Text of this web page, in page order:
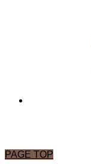
PAGE TOP